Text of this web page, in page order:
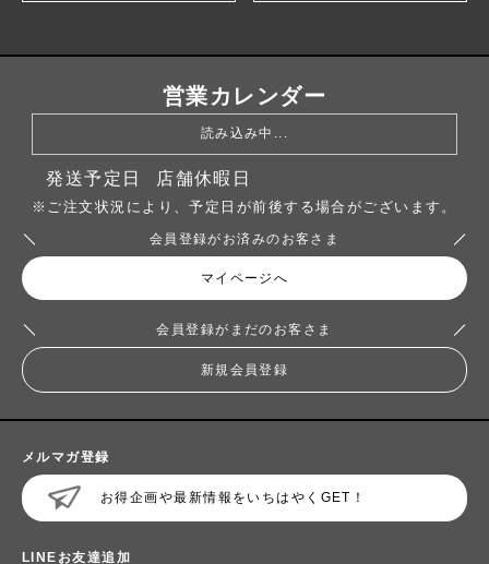
営業カレンダー
読み込み中...
発送予定日 店舗休暇日
※ご注文状況により、予定日が前後する場合がございます。
会員登録がお済みのお客さま
マイページへ
会員登録がまだのお客さま
新規会員登録
メルマガ登録
お得企画や最新情報をいちはやくGET！
LINEお友達追加